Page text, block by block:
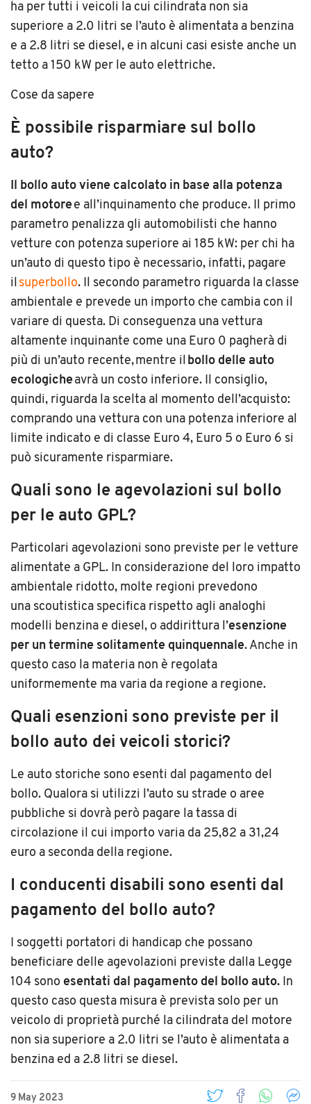
ha per tutti i veicoli la cui cilindrata non sia
superiore a 2.0 litri se l’auto è alimentata a benzina
e a 2.8 litri se diesel, e in alcuni casi esiste anche un
tetto a 150 kW per le auto elettriche.
Cose da sapere
È possibile risparmiare sul bollo
auto?
Il bollo auto viene calcolato in base alla potenza
del motoree all’inquinamento che produce. Il primo
parametro penalizza gli automobilisti che hanno
vetture con potenza superiore ai 185 kW: per chi ha
un’auto di questo tipo è necessario, infatti, pagare
il superbollo. Il secondo parametro riguarda la classe
ambientale e prevede un importo che cambia con il
variare di questa. Di conseguenza una vettura
altamente inquinante come una Euro 0 pagherà di
più di un’auto recente, mentre il bollo delle auto
ecologicheavrà un costo inferiore. Il consiglio,
quindi, riguarda la scelta al momento dell’acquisto:
comprando una vettura con una potenza inferiore al
limite indicato e di classe Euro 4, Euro 5 o Euro 6 si
può sicuramente risparmiare.
Quali sono le agevolazioni sul bollo
per le auto GPL?
Particolari agevolazioni sono previste per le vetture
alimentate a GPL. In considerazione del loro impatto
ambientale ridotto, molte regioni prevedono
una scoutistica specifica rispetto agli analoghi
modelli benzina e diesel, o addirittura l’esenzione
per un termine solitamente quinquennale. Anche in
questo caso la materia non è regolata
uniformemente ma varia da regione a regione.
Quali esenzioni sono previste per il
bollo auto dei veicoli storici?
Le auto storiche sono esenti dal pagamento del
bollo. Qualora si utilizzi l’auto su strade o aree
pubbliche si dovrà però pagare la tassa di
circolazione il cui importo varia da 25,82 a 31,24
euro a seconda della regione.
I conducenti disabili sono esenti dal
pagamento del bollo auto?
I soggetti portatori di handicap che possano
beneficiare delle agevolazioni previste dalla Legge
104 sono esentati dal pagamento del bollo auto. In
questo caso questa misura è prevista solo per un
veicolo di proprietà purché la cilindrata del motore
non sia superiore a 2.0 litri se l’auto è alimentata a
benzina ed a 2.8 litri se diesel.
9 May 2023